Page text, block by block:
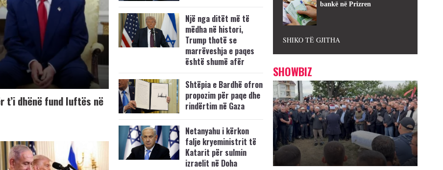
t’i dhënë fund luftës në
Një nga ditët më të
mëdha në histori,
Trump thotë se
marrëveshja e paqes
është shumë afër
Shtëpia e Bardhë ofron
propozim për paqe dhe
rindërtim në Gaza
Netanyahu i kërkon
falje kryeministrit të
Katarit për sulmin
izraelit në Doha
bankë në Prizren
SHIKO TË GJITHA
SHOWBIZ